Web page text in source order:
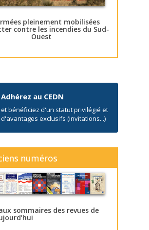
pleinement mobilisées
contre les incendies du Sud-
Ouest
Adhérez au CEDN
et bénéficiez d'un statut privilégié et
d'avantages exclusifs (invitations...)
numéros
sommaires des revues de